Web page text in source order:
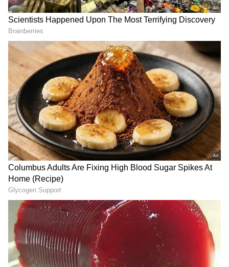
Related Articles
Coal Mining Scam ಮಮತಾ ಬ್ಯಾನರ್ಜಿ
ಸೋದರಳಿಯನ ಕುಟುಂಬಕ್ಕೆ ಇಡಿ ಉರುಳು!
ಅಕ್ರಮ ಬಾಂಗ್ಲಾ ವಲಸಿಗರ ಹುಡುಕಿ ಗಡೀಪಾರು,
ಸುವೆಂದು ಶಪಥಕ್ಕೆ ಬಾಂಗ್ಲಾದೇಶ ಕಂಗಾಲು
RJ Ravi Janekal
ಪ್ರಸ್ತುತ, ಏಷಿಯಾನೆಟ್ ಸುವರ್ಣನ್ಯೂಸ್‌ನಲ್ಲಿ ಉಪ ಸಂಪಾದಕ.
ಪತ್ರಿಕೋದ್ಯಮದಲ್ಲಿ 8 ವರ್ಷಗಳ ಅನುಭವ. ವಾರ್ತಾ ಮತ್ತು
ಸಾರ್ವಜನಿಕ ಸಂಪರ್ಕ ಇಲಾಖೆಯಲ್ಲಿ ನ್ಯೂಸ್ ಮಾನಿಟರಿಂಗ್ ಆಗಿ
ಹಲವು ವರ್ಷಗಳ ಸೇವೆ, ಕೊರೊನಾ ವಾರಿಯರ್ಸ್ ಅವಾರ್ಡ್,
ಮೂಲತಃ ರಾಯಚೂರು ಜಿಲ್ಲೆಯ ಜಾನೇಕಲ್ ಗ್ರಾಮದವರಾದ ಇವರು
ಓದು, ಬರೆವಣಿಗೆ ಮತ್ತು ಸಾಹಿತ್ಯಾಸಕ್ತರು.
ಪಶ್ಚಿಮ ಬಂಗಾಳ ತೃಣಮೂಲ ಕಾಂಗ್ರೆಸ್ ಭ್ರಷ್ಟಾಚಾರ ರಾಜಕೀಯ ಸುದ್ದಿ